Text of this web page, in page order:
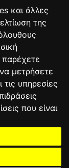
και άλλες
της
παρέχετε
μετρήσετε
υπηρεσίες
που είναι